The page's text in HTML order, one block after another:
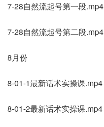
7-28自然流起号第一段.mp4
7-28自然流起号第二段.mp4
8月份
8-01-1最新话术实操课.mp4
8-01-2最新话术实操课.mp4